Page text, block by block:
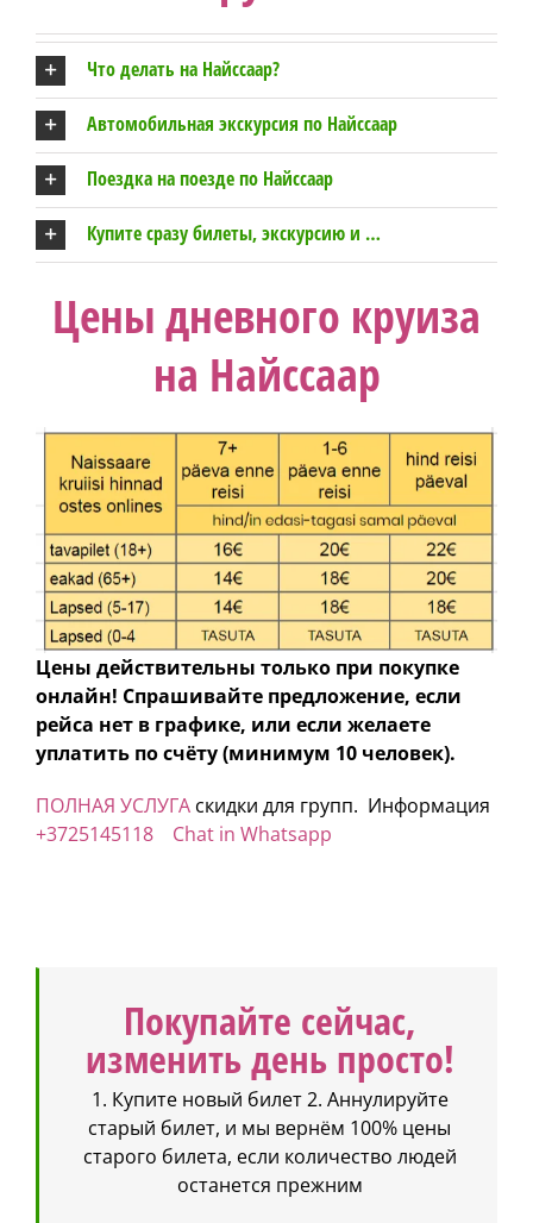
Что делать на Найссаар?
Автомобильная экскурсия по Найссаар
Поездка на поезде по Найссаар
Купите сразу билеты, экскурсию и …
Цены дневного круиза
на Найссаар
Цены действительны только при покупке
онлайн! Спрашивайте предложение, если
рейса нет в графике, или если желаете
уплатить по счёту (минимум 10 человек).
ПОЛНАЯ УСЛУГА скидки для групп. Информация
+3725145118
Chat in Whatsapp
Покупайте сейчас,
изменить день просто!
1. Купите новый билет 2. Аннулируйте
старый билет, и мы вернём 100% цены
старого билета, если количество людей
останется прежним